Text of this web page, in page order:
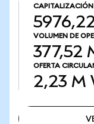
CAPITALIZACIÓN
VOLUMEN DE
377,52
OFERTA
2,23 M